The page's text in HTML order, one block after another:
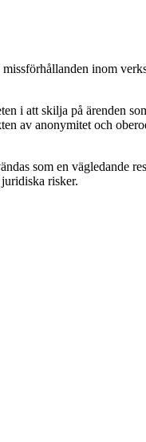
inom
i att skilja på ärenden
av anonymitet och
som en vägledande
risker.